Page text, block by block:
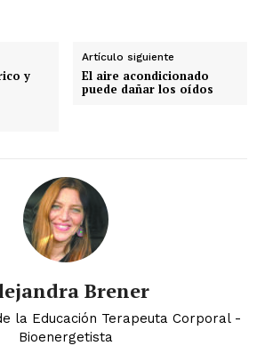
y
Artículo siguiente
El aire acondicionado
puede dañar los oídos
Brener
la Educación Terapeuta Corporal -
Bioenergetista